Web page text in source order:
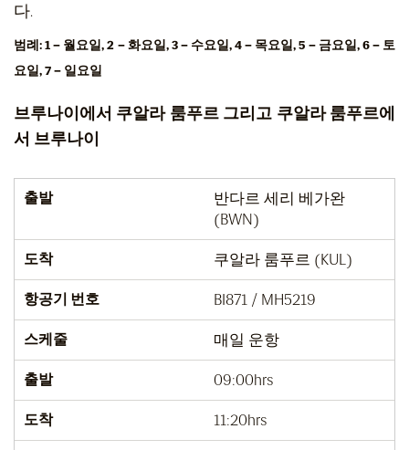
다.
범례: 1 – 월요일, 2 – 화요일, 3 – 수요일, 4 – 목요일, 5 – 금요일, 6 – 토
요일, 7 – 일요일
브루나이에서 쿠알라 룸푸르 그리고 쿠알라 룸푸르에
서 브루나이
출발
반다르 세리 베가완
(BWN)
도착 쿠알라 룸푸르 (KUL)
항공기 번호 BI871 / MH5219
스케줄 매일 운항
출발 09:00hrs
도착 11:20hrs